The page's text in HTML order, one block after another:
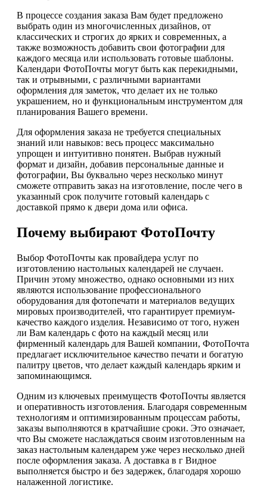
В процессе создания заказа Вам будет предложено
выбрать один из многочисленных дизайнов, от
классических и строгих до ярких и современных, а
также возможность добавить свои фотографии для
каждого месяца или использовать готовые шаблоны.
Календари ФотоПочты могут быть как перекидными,
так и отрывными, с различными вариантами
оформления для заметок, что делает их не только
украшением, но и функциональным инструментом для
планирования Вашего времени.
Для оформления заказа не требуется специальных
знаний или навыков: весь процесс максимально
упрощен и интуитивно понятен. Выбрав нужный
формат и дизайн, добавив персональные данные и
фотографии, Вы буквально через несколько минут
сможете отправить заказ на изготовление, после чего в
указанный срок получите готовый календарь с
доставкой прямо к двери дома или офиса.
Почему выбирают ФотоПочту
Выбор ФотоПочты как провайдера услуг по
изготовлению настольных календарей не случаен.
Причин этому множество, однако основными из них
являются использование профессионального
оборудования для фотопечати и материалов ведущих
мировых производителей, что гарантирует премиум-
качество каждого изделия. Независимо от того, нужен
ли Вам календарь с фото на каждый месяц или
фирменный календарь для Вашей компании, ФотоПочта
предлагает исключительное качество печати и богатую
палитру цветов, что делает каждый календарь ярким и
запоминающимся.
Одним из ключевых преимуществ ФотоПочты является
и оперативность изготовления. Благодаря современным
технологиям и оптимизированным процессам работы,
заказы выполняются в кратчайшие сроки. Это означает,
что Вы сможете наслаждаться своим изготовленным на
заказ настольным календарем уже через несколько дней
после оформления заказа. А доставка в г Видное
выполняется быстро и без задержек, благодаря хорошо
налаженной логистике.